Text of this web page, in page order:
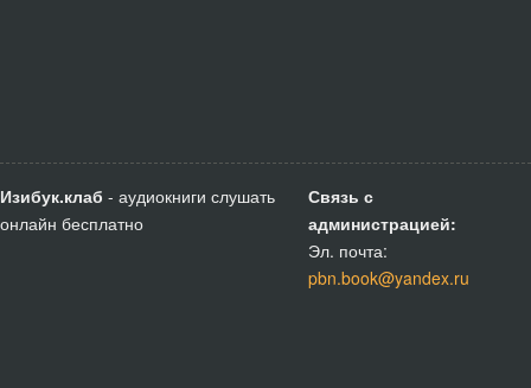
Изибук.клаб - аудиокниги слушать
онлайн бесплатно
Связь с
администрацией:
Эл. почта:
pbn.book@yandex.ru